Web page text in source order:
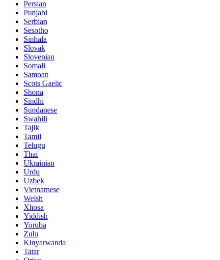
Persian
Punjabi
Serbian
Sesotho
Sinhala
Slovak
Slovenian
Somali
Samoan
Scots Gaelic
Shona
Sindhi
Sundanese
Swahili
Tajik
Tamil
Telugu
Thai
Ukrainian
Urdu
Uzbek
Vietnamese
Welsh
Xhosa
Yiddish
Yoruba
Zulu
Kinyarwanda
Tatar